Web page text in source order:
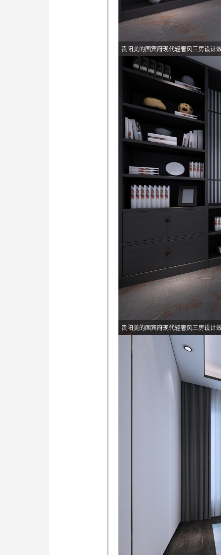
贵阳美的国宾府现代轻奢风三房设计
贵阳美的国宾府现代轻奢风三房设计